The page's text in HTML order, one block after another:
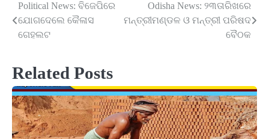
Post
navigation
Political News: ବିଜେପିରେ
ଯୋଗଦେଲେ କୈଳାସ
ଗେହଲଟ
Odisha News: ୨୩ତାରିଖରେ
ମନ୍ତ୍ରୀମଣ୍ଡଳ ଓ ମନ୍ତ୍ରୀ ପରିଷଦ
ବୈଠକ
Related Posts